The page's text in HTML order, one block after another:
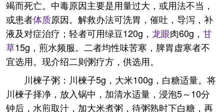
竭而死亡。中毒原因主要是用量过大，或用法不当，
或患者体质原因。解救办法可洗胃，催吐，导泻，补
液及对症治疗；轻者可用绿豆120g， 龙眼肉60g， 甘
草15g，煎水频服。二者均性味苦寒，脾胃虚寒者不
宜选用。现介绍二则粥疗方，供选用。
川楝子粥：川楝子5g，大米100g，白糖适量。将
川楝子择净，放入锅中，加清水适量，浸泡5～10分
钟后，水煎取汁，加大米煮粥，待粥熟时下白糖，再